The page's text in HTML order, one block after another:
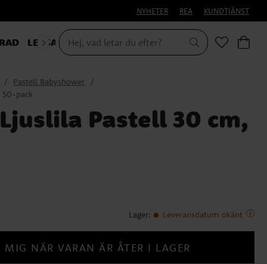
NYHETER REA KUNDTJÄNST
LEKSAKER & PRESENTER
Pastell Babyshower
50-pack
Pastell 30 cm,
Lager: Leveransdatum okänt
MIG NÄR VARAN ÄR ÅTER I LAGER